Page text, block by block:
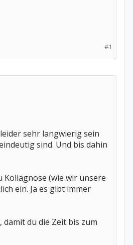
#1
sehr langwierig sein
sind. Und bis dahin
Kollagnose (wie wir unsere
ein. Ja es gibt immer
damit du die Zeit bis zum